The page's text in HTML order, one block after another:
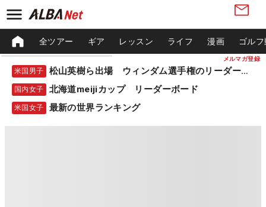
メルマガ登録
全ツアー ギア レッスン ライフ 漫画 ゴル
米国男子 松山英樹ら出場 ウィンダム選手権のリーダーボード
国内女子 北海道meijiカップ リーダーボード
米国女子 最新の世界ランキング